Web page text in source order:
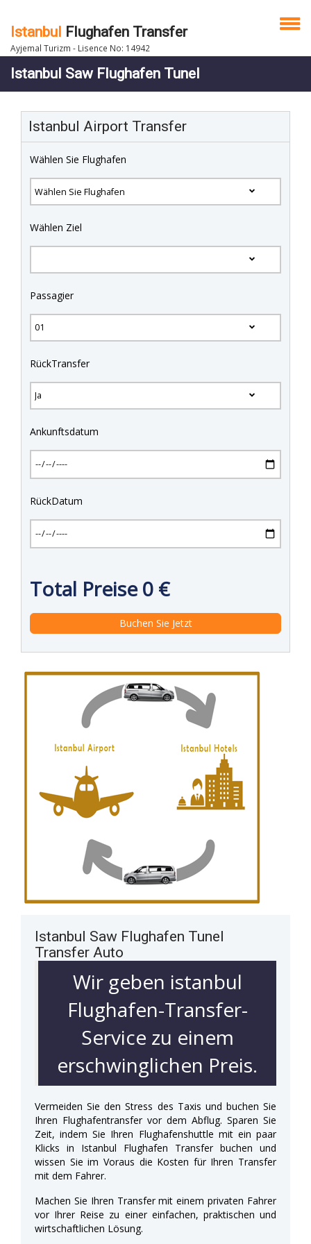
Istanbul Flughafen Transfer
Ayjemal Turizm - Lisence No: 14942
Istanbul Saw Flughafen Tunel
Istanbul Airport Transfer
Wählen Sie Flughafen
Wählen Ziel
Passagier
RückTransfer
Ankunftsdatum
RückDatum
Total Preise0 €
Istanbul Saw Flughafen Tunel
Transfer Auto
Wir geben istanbul
Flughafen-Transfer-
Service zu einem
erschwinglichen Preis.
Vermeiden Sie den Stress des Taxis und buchen Sie
Ihren Flughafentransfer vor dem Abflug. Sparen Sie
Zeit, indem Sie Ihren Flughafenshuttle mit ein paar
Klicks in Istanbul Flughafen Transfer buchen und
wissen Sie im Voraus die Kosten für Ihren Transfer
mit dem Fahrer.
Machen Sie Ihren Transfer mit einem privaten Fahrer
vor Ihrer Reise zu einer einfachen, praktischen und
wirtschaftlichen Lösung.